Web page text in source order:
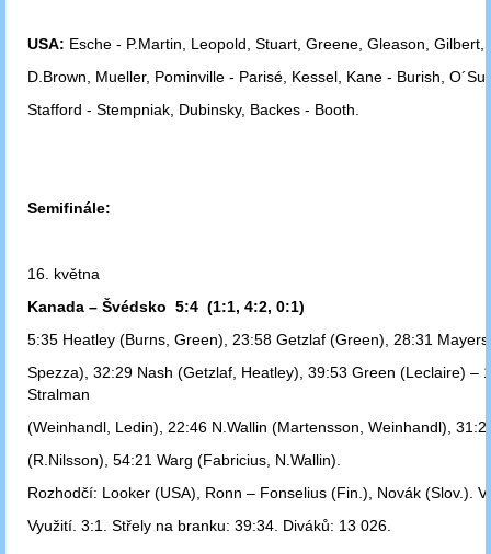
USA: Esche - P.Martin, Leopold, Stuart, Greene, Gleason, Gilbert,
D.Brown, Mueller, Pominville - Parisé, Kessel, Kane - Burish,
Stafford - Stempniak, Dubinsky, Backes - Booth.
Semifinále:
16. května
Kanada – Švédsko 5:4 (1:1, 4:2, 0:1)
5:35 Heatley (Burns, Green), 23:58 Getzlaf (Green), 28:31
Spezza), 32:29 Nash (Getzlaf, Heatley), 39:53 Green (Leclaire) –
Stralman
(Weinhandl, Ledin), 22:46 N.Wallin (Martensson, Weinhandl),
(R.Nilsson), 54:21 Warg (Fabricius, N.Wallin).
Rozhodčí: Looker (USA), Ronn – Fonselius (Fin.), Novák (Slov.).
Využití. 3:1. Střely na branku: 39:34. Diváků: 13 026.